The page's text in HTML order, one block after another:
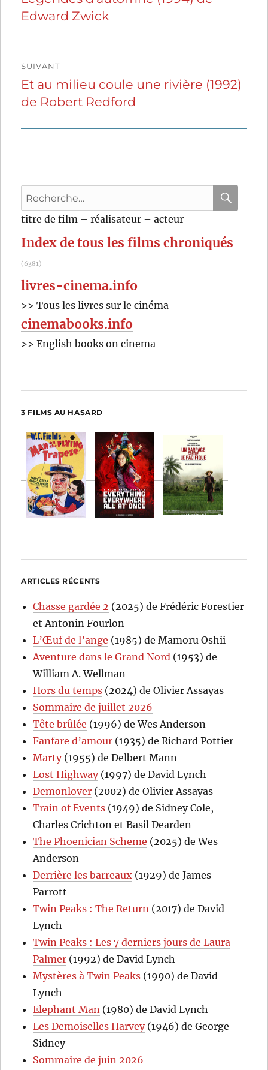
l’article
précédente :
Edward Zwick
SUIVANT
Publication
suivante :
Et au milieu coule une rivière (1992)
de Robert Redford
Recherche
pour
titre de film – réalisateur – acteur
Index de tous les films chroniqués
(6381)
livres-cinema.info
>> Tous les livres sur le cinéma
cinemabooks.info
>> English books on cinema
3 FILMS AU HASARD
ARTICLES RÉCENTS
Chasse gardée 2 (2025) de Frédéric Forestier
et Antonin Fourlon
L’Œuf de l’ange (1985) de Mamoru Oshii
Aventure dans le Grand Nord (1953) de
William A. Wellman
Hors du temps (2024) de Olivier Assayas
Sommaire de juillet 2026
Tête brûlée (1996) de Wes Anderson
Fanfare d’amour (1935) de Richard Pottier
Marty(1955) de Delbert Mann
Lost Highway(1997) de David Lynch
Demonlover (2002) de Olivier Assayas
Train of Events (1949) de Sidney Cole,
Charles Crichton et Basil Dearden
The Phoenician Scheme (2025) de Wes
Anderson
Derrière les barreaux (1929) de James
Parrott
Twin Peaks : The Return (2017) de David
Lynch
Twin Peaks : Les 7 derniers jours de Laura
Palmer (1992) de David Lynch
Mystères à Twin Peaks (1990) de David
Lynch
Elephant Man (1980) de David Lynch
Les Demoiselles Harvey(1946) de George
Sidney
Sommaire de juin 2026